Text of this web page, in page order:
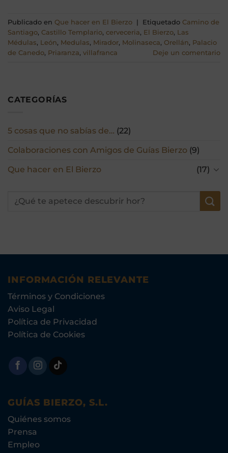
CATEGORÍAS
5 cosas que no sabías de… (22)
Colaboraciones con Amigos de Guías Bierzo (9)
Que hacer en El Bierzo
(17)
Publicado en Que hacer en El Bierzo | Etiquetado Camino de
Santiago, Castillo Templario, cerveceria, El Bierzo, Las
Médulas, León, Medulas, Mirador, Molinaseca, Orellán, Palacio
de Canedo, Priaranza, villafranca Deje un comentario
INFORMACIÓN RELEVANTE
Términos y Condiciones
Aviso Legal
Política de Privacidad
Política de Cookies
GUÍAS BIERZO, S.L.
Quiénes somos
Prensa
Empleo